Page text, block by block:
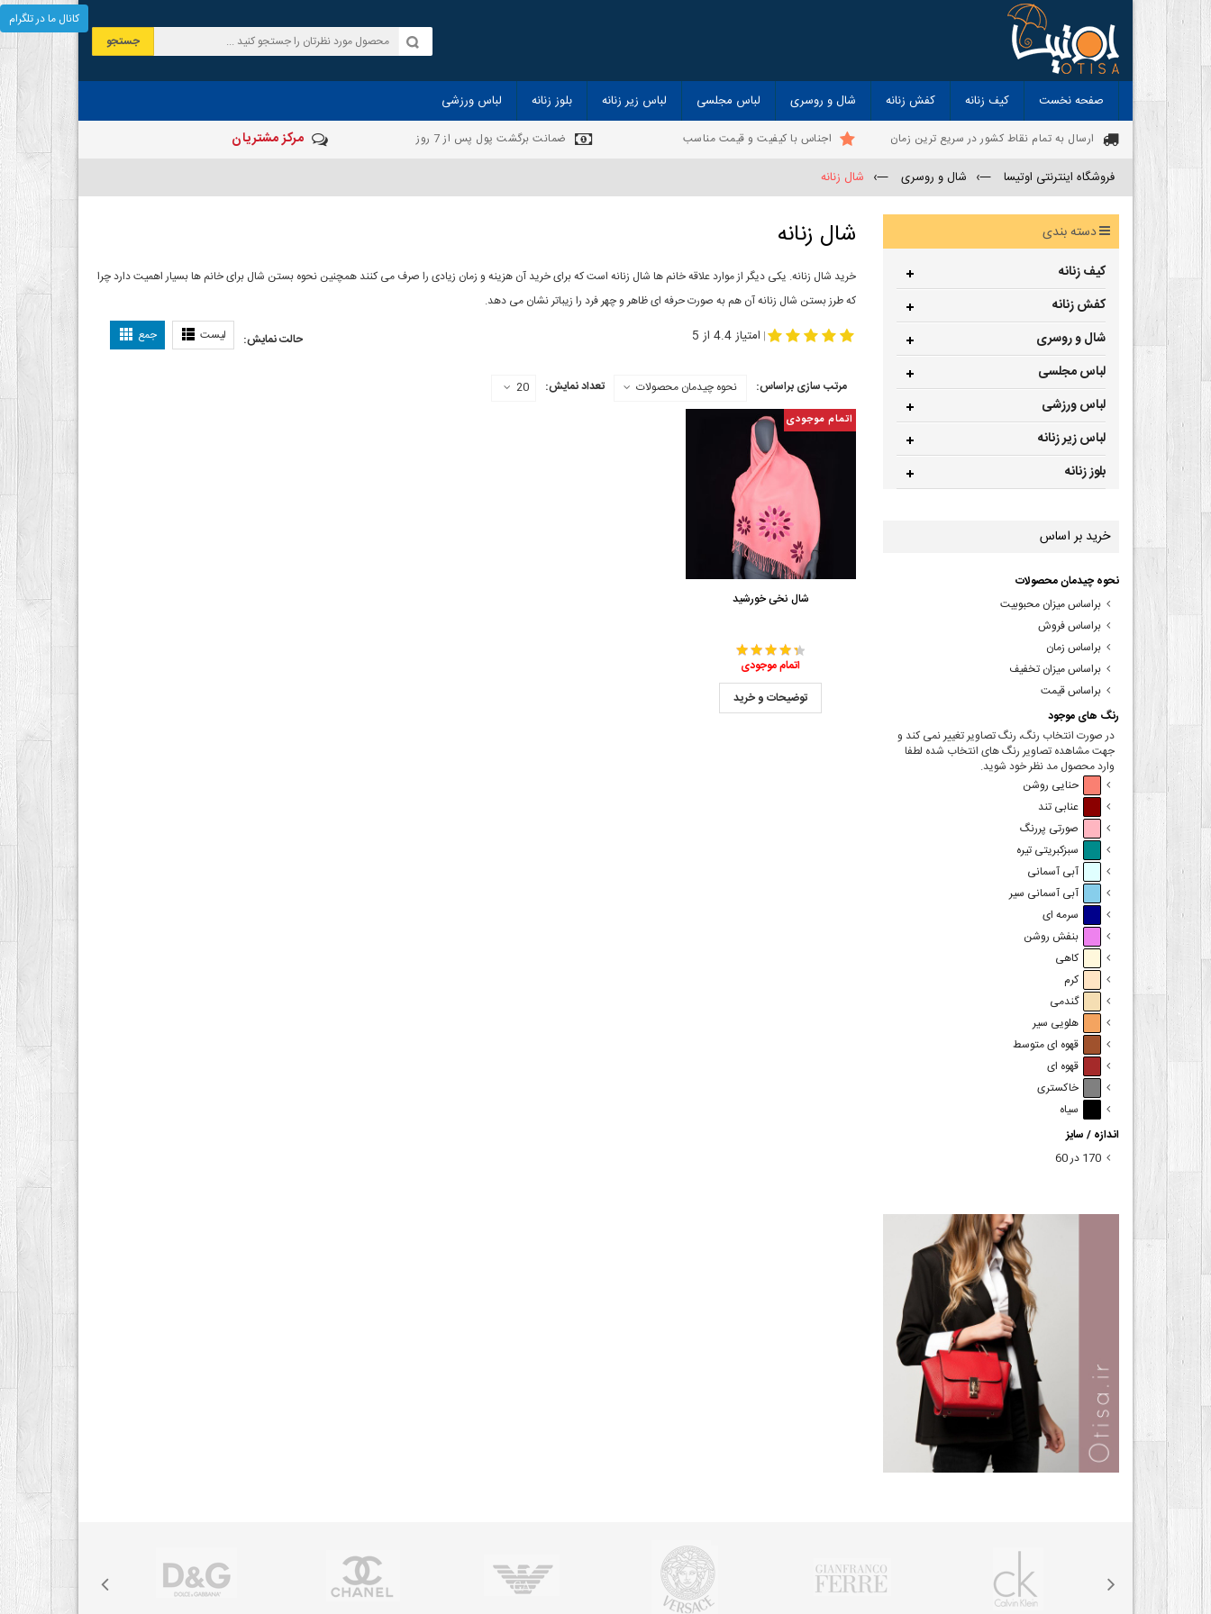
جستجو
صفحه نخست کیف زنانه کفش زنانه شال و روسری لباس مجلسی لباس زیر زنانه بلوز زنانه لباس ورزشی
ارسال به تمام نقاط کشور در سریع ترین زمان اجناس با کیفیت و قیمت مناسب ضمانت برگشت پول پس از 7 روز مرکز مشتریان
فروشگاه اینترنتی اوتیسا —› شال و روسری —› شال زنانه
شال زنانه
خرید شال زنانه. یکی دیگر از موارد علاقه خانم ها شال زنانه است که برای خرید آن هزینه و زمان زیادی را صرف می کنند همچنین نحوه بستن شال برای خانم ها بسیار اهمیت دارد چرا
که طرز بستن شال زنانه آن هم به صورت حرفه ای ظاهر و چهر فرد را زیباتر نشان می دهد.
حالت نمایش: لیست جمع | امتیاز 4.4 از 5
مرتب سازی براساس: نحوه چیدمان محصولات تعداد نمایش: 20
اتمام موجودی
شال نخی خورشید
اتمام موجودی
توضیحات و خرید
دسته بندی
کیف زنانه
کفش زنانه
شال و روسری
لباس مجلسی
لباس ورزشی
لباس زیر زنانه
بلوز زنانه
خرید بر اساس
نحوه چیدمان محصولات
براساس میزان محبوبیت
براساس فروش
براساس زمان
براساس میزان تخفیف
براساس قیمت
رنگ های موجود
در صورت انتخاب رنگ، رنگ تصاویر تغییر نمی کند و
جهت مشاهده تصاویر رنگ های انتخاب شده لطفا
وارد محصول مد نظر خود شوید.
حنایی روشن
عنابی تند
صورتی پررنگ
سبزکبریتی تیره
آبی آسمانی
آبی آسمانی سیر
سرمه ای
بنفش روشن
کاهی
کرم
گندمی
هلویی سیر
قهوه ای متوسط
قهوه ای
خاکستری
سیاه
اندازه / سایز
170 در 60
کانال ما در تلگرام